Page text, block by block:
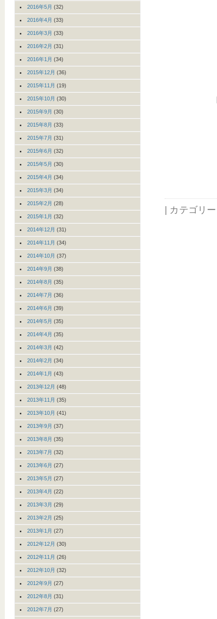
| カテゴリ
2016年5月 (32)
2016年4月 (33)
2016年3月 (33)
2016年2月 (31)
2016年1月 (34)
2015年12月 (36)
2015年11月 (19)
2015年10月 (30)
2015年9月 (30)
2015年8月 (33)
2015年7月 (31)
2015年6月 (32)
2015年5月 (30)
2015年4月 (34)
2015年3月 (34)
2015年2月 (28)
2015年1月 (32)
2014年12月 (31)
2014年11月 (34)
2014年10月 (37)
2014年9月 (38)
2014年8月 (35)
2014年7月 (36)
2014年6月 (39)
2014年5月 (35)
2014年4月 (35)
2014年3月 (42)
2014年2月 (34)
2014年1月 (43)
2013年12月 (48)
2013年11月 (35)
2013年10月 (41)
2013年9月 (37)
2013年8月 (35)
2013年7月 (32)
2013年6月 (27)
2013年5月 (27)
2013年4月 (22)
2013年3月 (29)
2013年2月 (25)
2013年1月 (27)
2012年12月 (30)
2012年11月 (26)
2012年10月 (32)
2012年9月 (27)
2012年8月 (31)
2012年7月 (27)